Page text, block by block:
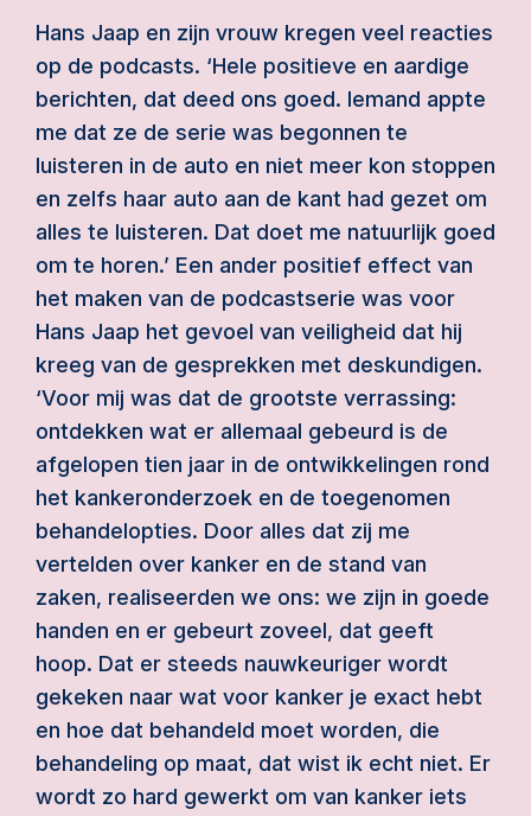
Hans Jaap en zijn vrouw kregen veel reacties
op de podcasts. ‘Hele positieve en aardige
berichten, dat deed ons goed. Iemand appte
me dat ze de serie was begonnen te
luisteren in de auto en niet meer kon stoppen
en zelfs haar auto aan de kant had gezet om
alles te luisteren. Dat doet me natuurlijk goed
om te horen.’ Een ander positief effect van
het maken van de podcastserie was voor
Hans Jaap het gevoel van veiligheid dat hij
kreeg van de gesprekken met deskundigen.
‘Voor mij was dat de grootste verrassing:
ontdekken wat er allemaal gebeurd is de
afgelopen tien jaar in de ontwikkelingen rond
het kankeronderzoek en de toegenomen
behandelopties. Door alles dat zij me
vertelden over kanker en de stand van
zaken, realiseerden we ons: we zijn in goede
handen en er gebeurt zoveel, dat geeft
hoop. Dat er steeds nauwkeuriger wordt
gekeken naar wat voor kanker je exact hebt
en hoe dat behandeld moet worden, die
behandeling op maat, dat wist ik echt niet. Er
wordt zo hard gewerkt om van kanker iets